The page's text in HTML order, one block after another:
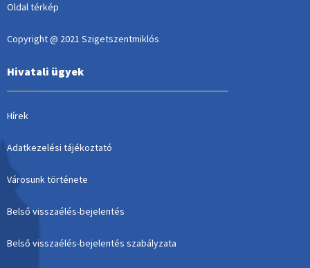
Oldal térkép
Copyright @ 2021 Szigetszentmiklós
Hivatali ügyek
Hírek
Adatkezelési tájékoztató
Városunk története
Belső visszaélés-bejelentés
Belső visszaélés-bejelentés szabályzata